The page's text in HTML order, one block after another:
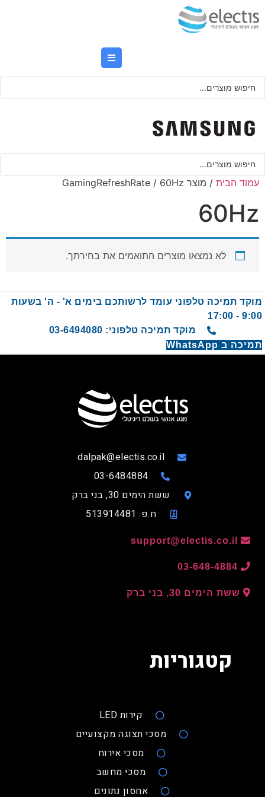
לתוכן
Search
Search
עמוד הבית / מוצר GamingRefreshRate / 60Hz
60Hz
לא נמצאו מוצרים התואמים את בחירתך.
מוקד תמיכה טלפוני עומד לרשותכם בימים א' - ה' בשעות
9:00 - 17:00
מוקד תמיכה טלפוני: 03-6494080
תמיכה ב WhatsApp
dalpak@electis.co.il
03-6484884
ששת הימים 30, בני ברק
ח.פ. 513914481
support@electis.co.il
03-648-4884
ששת הימים 30, בני ברק
קטגוריות
קירות LED
מסכי תצוגה מקצועיים
מסכי אירוח
מסכי מחשב
אחסון נתונים